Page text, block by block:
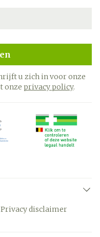
u zich in voor onze
onze privacy policy.
Privacy disclaimer